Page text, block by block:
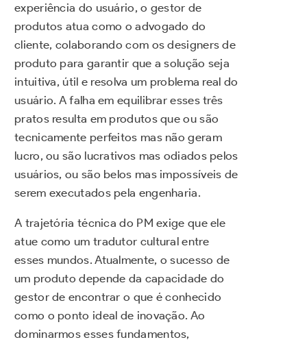
experiência do usuário, o gestor de
produtos atua como o advogado do
cliente, colaborando com os designers de
produto para garantir que a solução seja
intuitiva, útil e resolva um problema real do
usuário. A falha em equilibrar esses três
pratos resulta em produtos que ou são
tecnicamente perfeitos mas não geram
lucro, ou são lucrativos mas odiados pelos
usuários, ou são belos mas impossíveis de
serem executados pela engenharia.
A trajetória técnica do PM exige que ele
atue como um tradutor cultural entre
esses mundos. Atualmente, o sucesso de
um produto depende da capacidade do
gestor de encontrar o que é conhecido
como o ponto ideal de inovação. Ao
dominarmos esses fundamentos,